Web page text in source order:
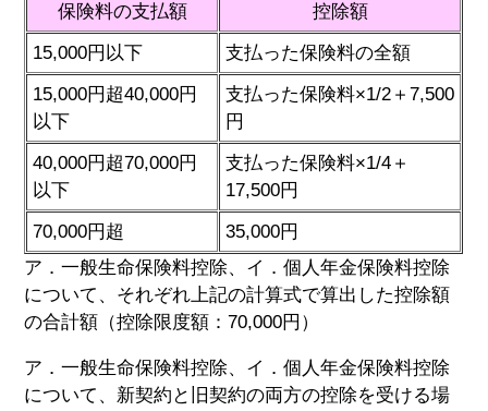
保険料の支払額
控除額
15,000円以下
支払った保険料の全額
15,000円超40,000円
以下
支払った保険料×1/2＋7,500
円
40,000円超70,000円
以下
支払った保険料×1/4＋
17,500円
70,000円超
35,000円
ア．一般生命保険料控除、イ．個人年金保険料控除
について、それぞれ上記の計算式で算出した控除額
の合計額（控除限度額：70,000円）
ア．一般生命保険料控除、イ．個人年金保険料控除
について、新契約と旧契約の両方の控除を受ける場